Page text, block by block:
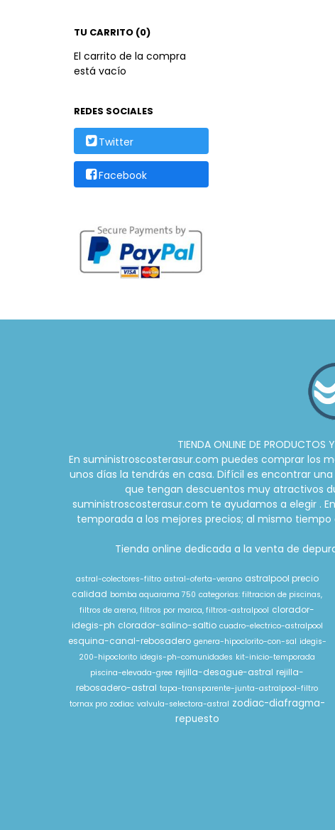
TU CARRITO (0)
El carrito de la compra
está vacío
REDES SOCIALES
Twitter
Facebook
TIENDA ONLINE DE PRODUCTOS
En suministroscosterasur.com puedes comprar los
unos días la tendrás en casa. Difícil es encontrar
que tengan descuentos muy atractivos
suministroscosterasur.com te ayudamos a elegir .
temporada a los mejores precios; al mismo
Tienda online dedicada a la venta de
astral-colectores-filtro astral-oferta-verano astralpool precio
calidad bomba aquarama 750 categorias: filtracion de piscinas,
filtros de arena, filtros por marca, filtros-astralpool clorador-
idegis-ph clorador-salino-saltio cuadro-electrico-astralpool
esquina-canal-rebosadero genera-hipoclorito-con-sal idegis-
200-hipoclorito idegis-ph-comunidades kit-inicio-temporada
piscina-elevada-gree rejilla-desague-astral rejilla-
rebosadero-astral tapa-transparente-junta-astralpool-filtro
tornax pro zodiac valvula-selectora-astral zodiac-diafragma-
repuesto